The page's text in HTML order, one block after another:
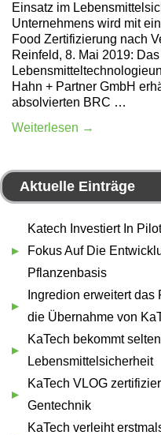
Einsatz im
Unternehmens wird mit
Food Zertifizierung nach
Reinfeld, 8. Mai 2019: Das
Hahn + Partner GmbH
absolvierten BRC …
Weiterlesen →
Aktuelle Einträge
Katech Investiert In
Fokus Auf Die
Pflanzenbasis
Ingredion erweitert
die Übernahme von
KaTech bekommt
Lebensmittelsicherheit
KaTech VLOG
Gentechnik
KaTech verleiht